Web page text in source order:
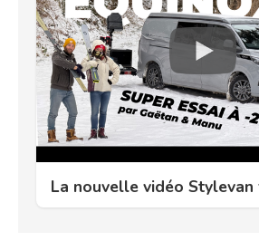
La nouvelle vidéo